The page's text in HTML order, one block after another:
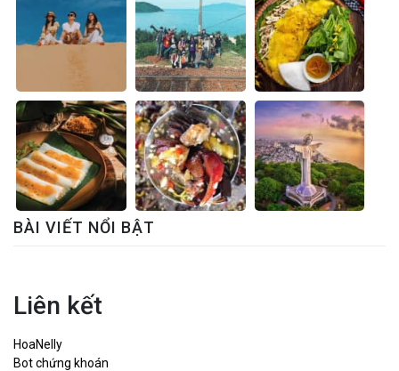
BÀI VIẾT NỔI BẬT
Liên kết
HoaNelly
Bot chứng khoán